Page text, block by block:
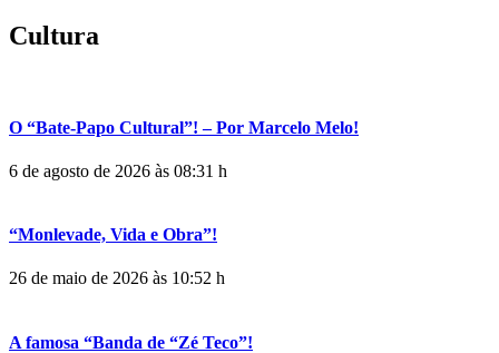
Cultura
O “Bate-Papo Cultural”! – Por Marcelo Melo!
6 de agosto de 2026 às 08:31 h
“Monlevade, Vida e Obra”!
26 de maio de 2026 às 10:52 h
A famosa “Banda de “Zé Teco”!